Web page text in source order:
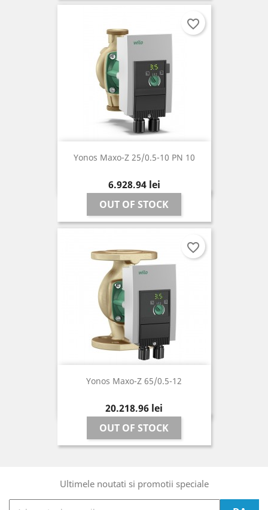
Yonos Maxo-Z 25/0.5-10 PN 10
Pret
6.928,94 lei
OUT OF STOCK
favorite_border
Yonos Maxo-Z 65/0.5-12
Pret
20.218,96 lei
OUT OF STOCK
favorite_border
Ultimele noutati si promotii speciale